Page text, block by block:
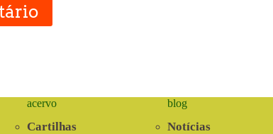
acervo
Cartilhas
blog
Notícias